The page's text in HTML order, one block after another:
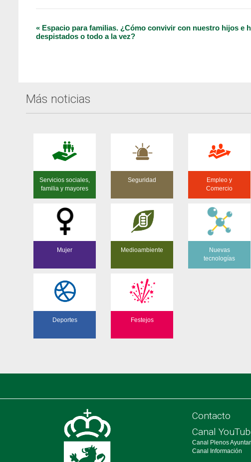
Navegación
del
« Espacio para familias. ¿Cómo convivir con nuestro hijos e
despistados o todo a la vez?
Más noticias
Servicios sociales,
familia y mayores
Seguridad
Empleo y
Comercio
Mujer Medioambiente
Nuevas
tecnologías
Deportes Festejos
Contacto
Canal
Canal Plenos
Canal Información